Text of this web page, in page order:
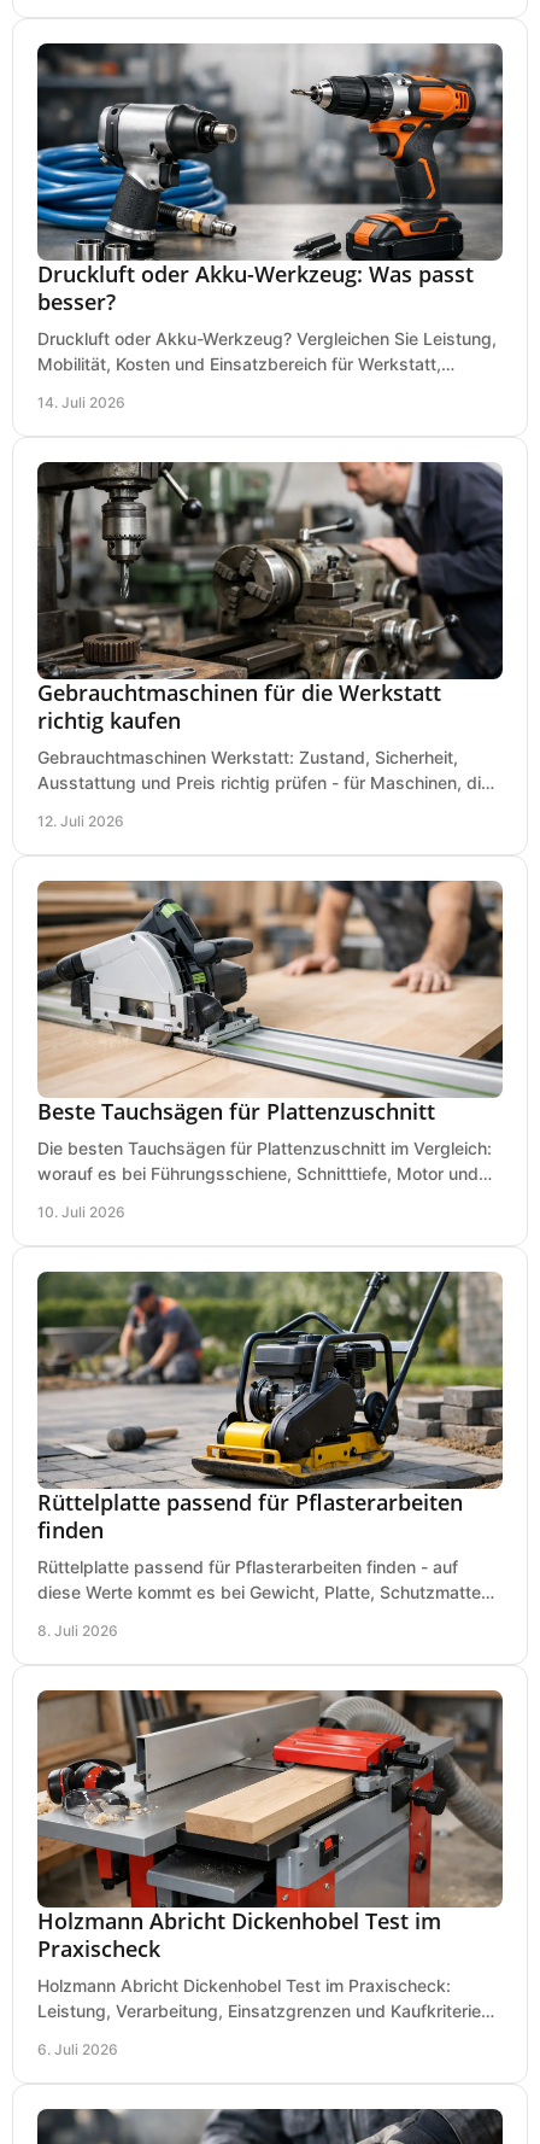
Druckluft oder Akku-Werkzeug: Was passt
besser?
Druckluft oder Akku-Werkzeug? Vergleichen Sie Leistung,
Mobilität, Kosten und Einsatzbereich für Werkstatt,
14. Juli 2026
Gebrauchtmaschinen für die Werkstatt
richtig kaufen
Gebrauchtmaschinen Werkstatt: Zustand, Sicherheit,
Ausstattung und Preis richtig prüfen - für Maschinen, die
12. Juli 2026
Beste Tauchsägen für Plattenzuschnitt
Die besten Tauchsägen für Plattenzuschnitt im Vergleich:
worauf es bei Führungsschiene, Schnitttiefe, Motor und
10. Juli 2026
Rüttelplatte passend für Pflasterarbeiten
finden
Rüttelplatte passend für Pflasterarbeiten finden - auf
diese Werte kommt es bei Gewicht, Platte, Schutzmatte
8. Juli 2026
Holzmann Abricht Dickenhobel Test im
Praxischeck
Holzmann Abricht Dickenhobel Test im Praxischeck:
Leistung, Verarbeitung, Einsatzgrenzen und Kaufkriterien
6. Juli 2026